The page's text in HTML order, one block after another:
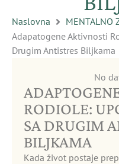
Naslovna
MENTALNO
Adapatogene Aktivnosti
Drugim Antistres Biljkama
No
RODIOLE:
SA DRUGIM
BILJKAMA
Kada život postaje